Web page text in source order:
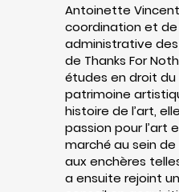
Antoinette
coordination et
administrative
de Thanks For
études en droit
patrimoine
histoire de l’art,
passion pour l’art
marché au sein
aux enchères
a ensuite rejoint